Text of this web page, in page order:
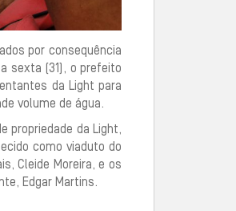
por consequência
sexta (31), o prefeito
da Light para
volume de água.
propriedade da Light,
como viaduto do
Cleide Moreira, e os
Edgar Martins.